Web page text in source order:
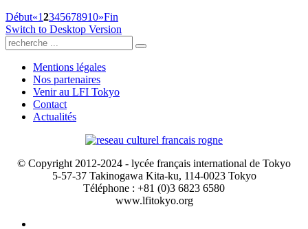
Début«12345678910»Fin
Switch to Desktop Version
Mentions légales
Nos partenaires
Venir au LFI Tokyo
Contact
Actualités
© Copyright 2012-2024 - lycée français international de Tokyo
5-57-37 Takinogawa Kita-ku, 114-0023 Tokyo
Téléphone : +81 (0)3 6823 6580
www.lfitokyo.org